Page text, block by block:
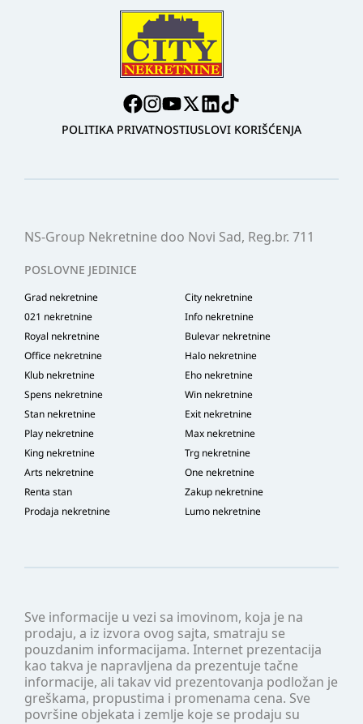
POLITIKA PRIVATNOSTIUSLOVI KORIŠĆENJA
Sve informacije u vezi sa imovinom, koja je na
prodaju, a iz izvora ovog sajta, smatraju se
pouzdanim informacijama. Internet prezentacija
kao takva je napravljena da prezentuje tačne
informacije, ali takav vid prezentovanja podložan je
greškama, propustima i promenama cena. Sve
površine objekata i zemlje koje se prodaju su
NS-Group Nekretnine doo Novi Sad, Reg.br. 711
POSLOVNE JEDINICE
Grad nekretnine
City nekretnine
021 nekretnine
Info nekretnine
Royal nekretnine
Bulevar nekretnine
Office nekretnine
Halo nekretnine
Klub nekretnine
Eho nekretnine
Spens nekretnine
Win nekretnine
Stan nekretnine
Exit nekretnine
Play nekretnine
Max nekretnine
King nekretnine
Trg nekretnine
Arts nekretnine
One nekretnine
Renta stan
Zakup nekretnine
Prodaja nekretnine
Lumo nekretnine